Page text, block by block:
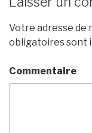
Votre adresse de
obligatoires sont
Commentaire